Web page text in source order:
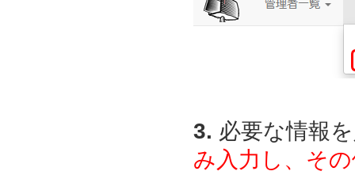
3. 必要な情報
み入力し、そ